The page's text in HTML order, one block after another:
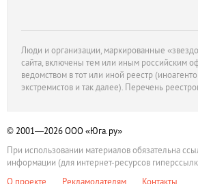
Люди и организации, маркированные
сайта, включены тем или иным российским
ведомством в тот или иной реестр
экстремистов и так далее). Перечень
© 2001—2026ООО «Юга.ру»
При использовании материалов обязательна
информации (для интернет-ресурсов
О проекте
Рекламодателям Контакты